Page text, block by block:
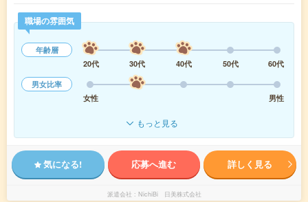
職場の雰囲気
年齢層
20代
30代 40代 50代
60代
男女比率
女性
男性
もっと見る
気になる! 応募へ進む 詳しく見る
派遣会社 NichiBi 日美株式会社